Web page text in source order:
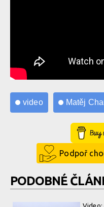
video Matěj
Podpoř
PODOBNÉ
Video: